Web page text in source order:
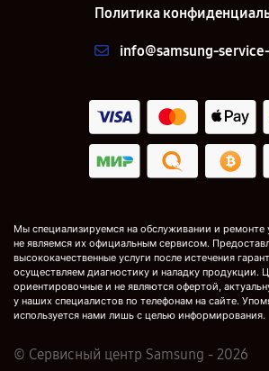
Политика
info@samsung-
Мы специализируемся на обслуживании и ремонте
не являемся их официальным сервисом.
высококачественные услуги после истечения
осуществляем диагностику и наладку продукции.
ориентировочные и не являются офертой,
у наших специалистов по телефонам на сайте.
используется нами лишь с целью информирования.
© Сервисный центр Samsung - 2026